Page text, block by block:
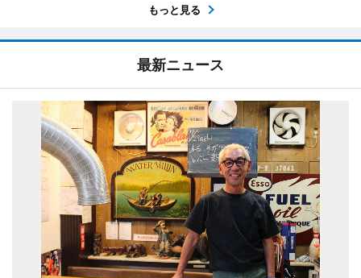
もっと見る
最新ニュース